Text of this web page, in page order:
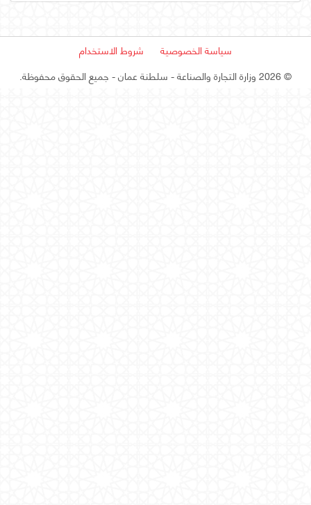
سياسة الخصوصية
شروط الاستخدام
©2026 وزارة التجارة والصناعة - سلطنة عمان - جميع الحقوق محفوظة.